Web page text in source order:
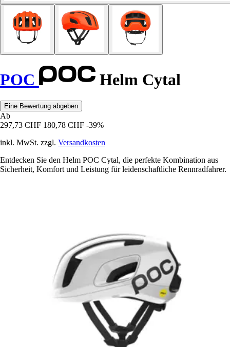
POC Helm Cytal
Eine Bewertung abgeben
Ab
297,73 CHF 180,78 CHF -39%
inkl. MwSt. zzgl. Versandkosten
Entdecken Sie den Helm POC Cytal, die perfekte Kombination aus
Sicherheit, Komfort und Leistung für leidenschaftliche Rennradfahrer.